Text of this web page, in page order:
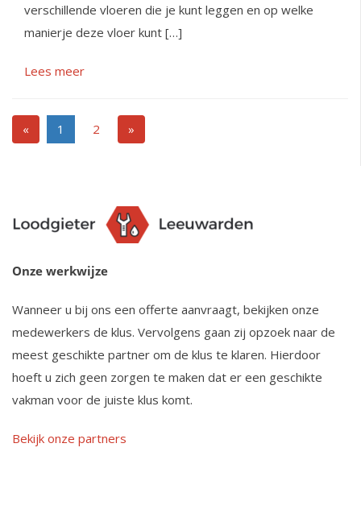
verschillende vloeren die je kunt leggen en op welke
manierje deze vloer kunt […]
Lees meer
« 1 2 »
Onze werkwijze
Wanneer u bij ons een offerte aanvraagt, bekijken onze
medewerkers de klus. Vervolgens gaan zij opzoek naar de
meest geschikte partner om de klus te klaren. Hierdoor
hoeft u zich geen zorgen te maken dat er een geschikte
vakman voor de juiste klus komt.
Bekijk onze partners